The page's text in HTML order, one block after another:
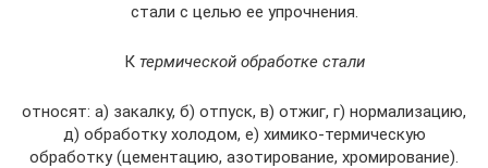
стали с целью ее упрочнения.
К термической обработке стали
относят: а) закалку, б) отпуск, в) отжиг, г) нормализацию,
д) обработку холодом, е) химико-термическую
обработку (цементацию, азотирование, хромирование).